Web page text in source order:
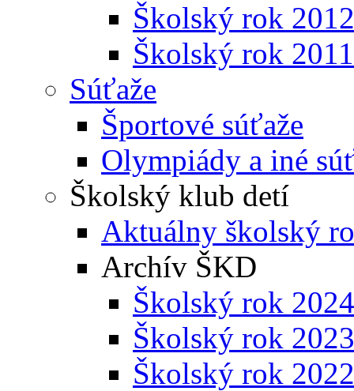
Školský rok
Školský rok
Súťaže
Športové súťaže
Olympiády a iné
Školský klub detí
Aktuálny školský
Archív ŠKD
Školský rok
Školský rok
Školský rok